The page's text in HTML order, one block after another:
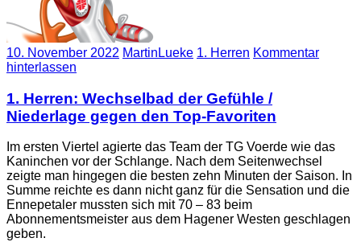
10. November 2022 MartinLueke 1. Herren Kommentar
hinterlassen
1. Herren: Wechselbad der Gefühle /
Niederlage gegen den Top-Favoriten
Im ersten Viertel agierte das Team der TG Voerde wie das
Kaninchen vor der Schlange. Nach dem Seitenwechsel
zeigte man hingegen die besten zehn Minuten der Saison. In
Summe reichte es dann nicht ganz für die Sensation und die
Ennepetaler mussten sich mit 70 – 83 beim
Abonnementsmeister aus dem Hagener Westen geschlagen
geben.